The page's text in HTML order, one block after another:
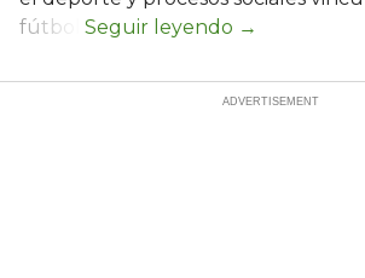
fútbol.